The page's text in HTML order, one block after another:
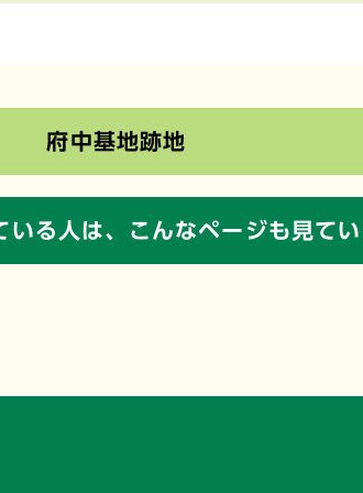
府中基地跡地
る人は、 こんなページも見て